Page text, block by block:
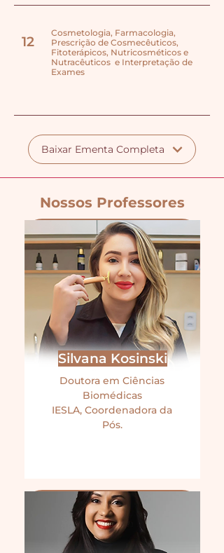
12
Cosmetologia, Farmacologia,
Prescrição de Cosmecêuticos,
Fitoterápicos, Nutricosméticos e
Nutracêuticos e Interpretação de
Exames
Baixar Ementa Completa
Nossos Professores
Silvana Kosinski
Doutora em Ciências
Biomédicas
IESLA, Coordenadora da
Pós.